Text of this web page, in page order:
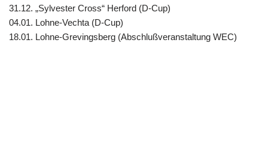
31.12. „Sylvester Cross“ Herford (D-Cup)
04.01. Lohne-Vechta (D-Cup)
18.01. Lohne-Grevingsberg (Abschlußveranstaltung WEC)